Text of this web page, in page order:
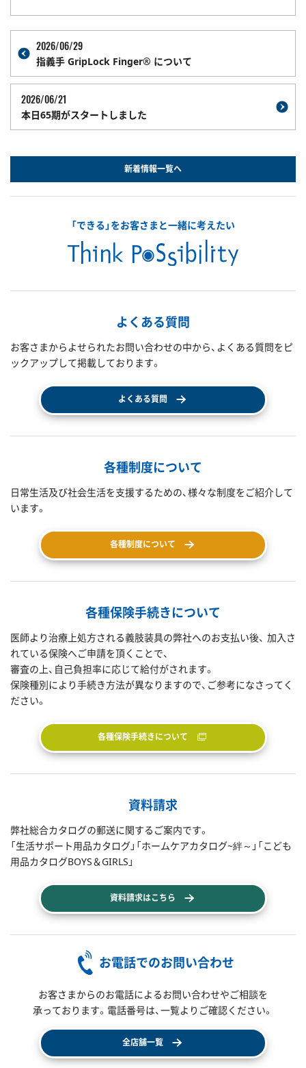
2026/06/29
指義手 GripLock Finger® について
2026/06/21
本日65期がスタートしました
新着情報一覧へ
「できる」をお客さまと一緒に考えたい
よくある質問
お客さまからよせられたお問い合わせの中から、よくある質問をピ
ックアップして掲載しております。
よくある質問
各種制度について
日常生活及び社会生活を支援するための、様々な制度をご紹介して
います。
各種制度について
各種保険手続きについて
医師より治療上処方される義肢装具の弊社へのお支払い後、 加入さ
れている保険へご申請を頂くことで、
審査の上、自己負担率に応じて給付がされます。
保険種別により手続き方法が異なりますので、ご参考になさってく
ださい。
各種保険手続きについて
資料請求
弊社総合カタログの郵送に関するご案内です。
「生活サポート用品カタログ」「ホームケアカタログ~絆～」「こども
用品カタログBOYS＆GIRLS」
資料請求はこちら
お電話でのお問い合わせ
お客さまからのお電話によるお問い合わせやご相談を
承っております。電話番号は、一覧よりご確認ください。
全店舗一覧